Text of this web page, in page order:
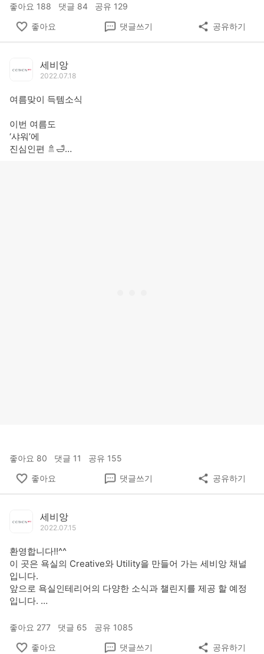
좋아요 188 댓글 84 공유 129
좋아요
댓글쓰기 공유하기
세비앙
2022.07.18
여름맞이 득템소식
이번 여름도
‘샤워’에
진심인편 🚿🛁
좋아요 80 댓글 11 공유 155
좋아요
댓글쓰기 공유하기
세비앙
2022.07.15
환영합니다!!^^
이 곳은 욕실의 Creative와 Utility을 만들어 가는 세비앙 채널
입니다.
앞으로 욕실인테리어의 다양한 소식과 챌린지를 제공 할 예정
입니다.
욕실을 바꾸는 이름, 세비앙
세비앙 쇼핑몰 :
https://www.cebienmall.com​​​​​​
좋아요 277 댓글 65 공유 1085
좋아요
댓글쓰기 공유하기